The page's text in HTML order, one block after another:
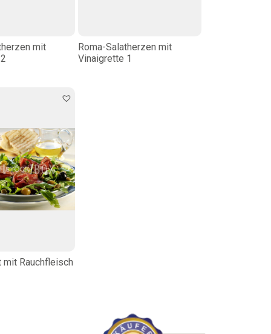
mit
Roma-Salatherzen mit
Vinaigrette 1
mit Rauchfleisch